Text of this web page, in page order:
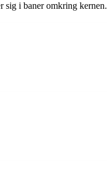
sig i baner omkring kernen.